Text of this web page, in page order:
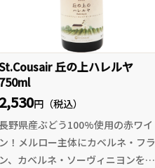
丘の上ハレルヤ
750ml
2,530円（税込）
野県産ぶどう100%使用の赤ワイ
ン！メルロー主体にカベルネ・フラ
ン、カベルネ・ソーヴィニヨンを骨